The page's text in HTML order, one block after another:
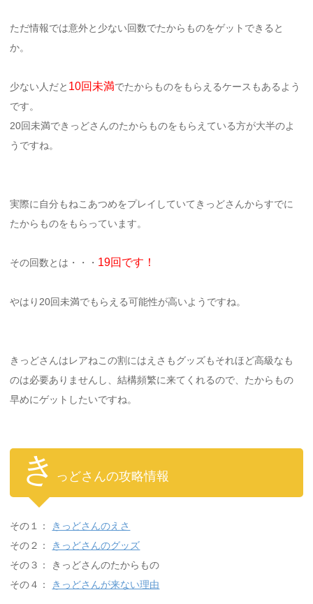
ただ情報では意外と少ない回数でたからものをゲットできると
か。
少ない人だと 10回未満でたからものをもらえるケースもあるよう
です。
20回未満できっどさんのたからものをもらえている方が大半のよ
うですね。
実際に自分もねこあつめをプレイしていてきっどさんからすでに
たからものをもらっています。
その回数とは・・・ 19回です！
やはり20回未満でもらえる可能性が高いようですね。
きっどさんはレアねこの割にはえさもグッズもそれほど高級なも
のは必要ありませんし、結構頻繁に来てくれるので、たからもの
早めにゲットしたいですね。
き っどさんの攻略情報
その１： きっどさんのえさ
その２： きっどさんのグッズ
その３： きっどさんのたからもの
その４： きっどさんが来ない理由